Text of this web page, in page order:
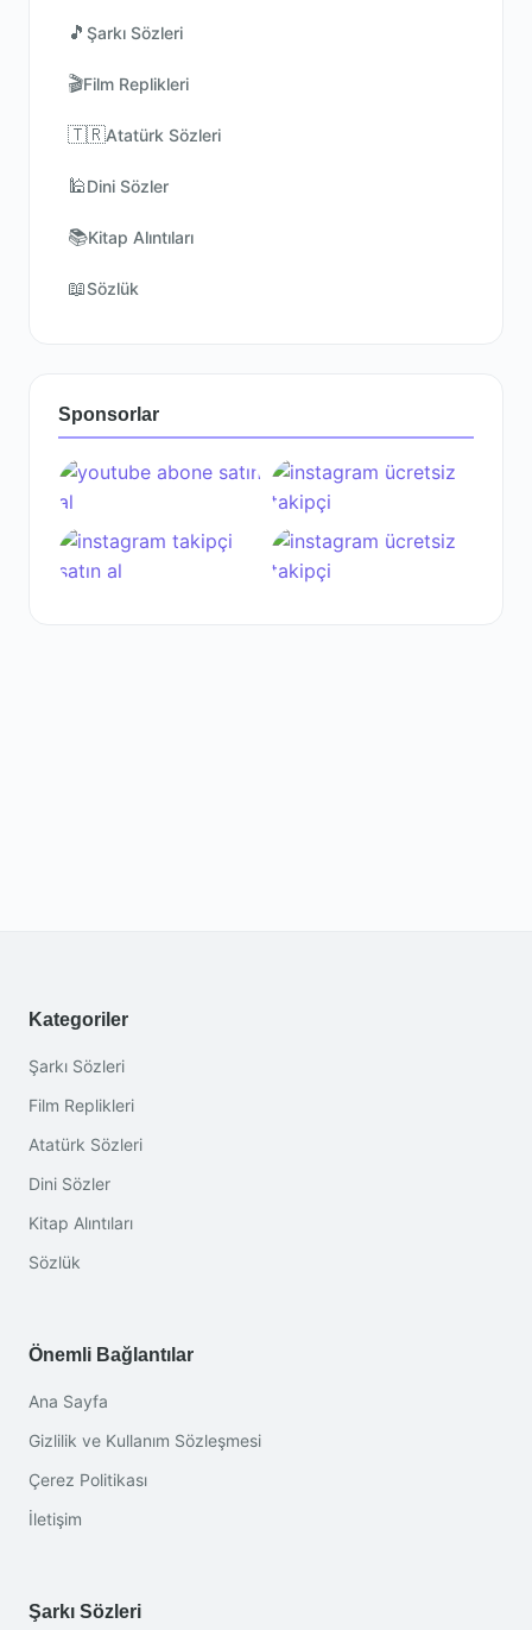
🎵 Şarkı Sözleri
🎬Film Replikleri
🇹🇷Atatürk Sözleri
🕌Dini Sözler
📚Kitap Alıntıları
📖Sözlük
Sponsorlar
Kategoriler
Şarkı Sözleri
Film Replikleri
Atatürk Sözleri
Dini Sözler
Kitap Alıntıları
Sözlük
Önemli Bağlantılar
Ana Sayfa
Gizlilik ve Kullanım Sözleşmesi
Çerez Politikası
İletişim
Şarkı Sözleri